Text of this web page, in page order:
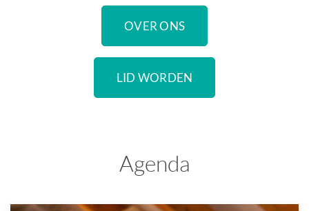
OVER ONS
LID WORDEN
Agenda